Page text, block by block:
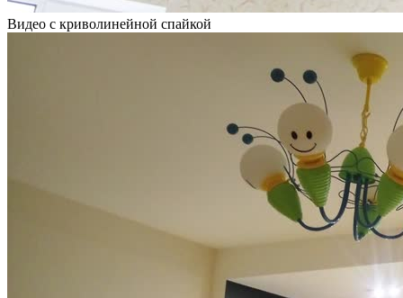
Видео с криволинейной спайкой